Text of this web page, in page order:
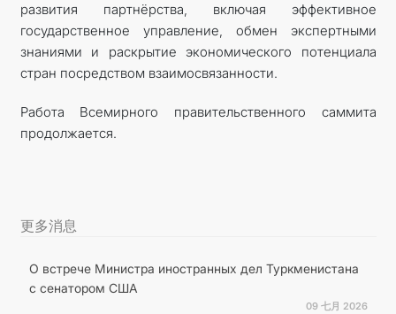
развития партнёрства, включая эффективное
государственное управление, обмен экспертными
знаниями и раскрытие экономического потенциала
стран посредством взаимосвязанности.
Работа Всемирного правительственного саммита
продолжается.
更多消息
О встрече Министра иностранных дел Туркменистана
с сенатором США
09 七月 2026